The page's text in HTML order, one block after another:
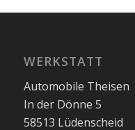
WERKSTATT
Automobile Theisen
In der Dönne 5
58513 Lüdenscheid